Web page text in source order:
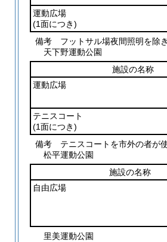
運動広場
(1面につき)
備考 フットサル場夜間照明を除
天下野運動公園
施設の名称
運動広場
テニスコート
(1面につき)
備考 テニスコートを市外の者が
松平運動公園
施設の名称
自由広場
里美運動公園